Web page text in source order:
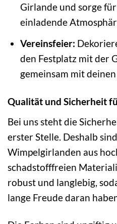
Girlande und sorge
einladende
Vereinsfeier:
den Festplatz mit der
gemeinsam mit
Qualität und Sicherheit
Bei uns steht die
erster Stelle. Deshalb
Wimpelgirlanden aus
schadstofffreien
robust und langlebig,
lange Freude daran